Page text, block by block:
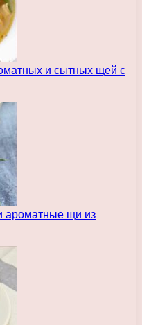
и сытных щей с
ароматные щи из